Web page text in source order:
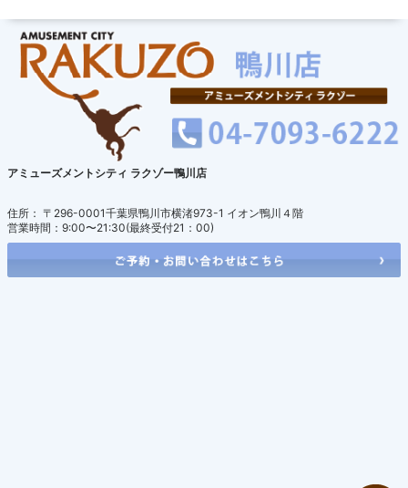
アミューズメントシティ ラクゾー鴨川店
住所： 〒296-0001千葉県鴨川市横渚973-1 イオン鴨川４階
営業時間：9:00〜21:30(最終受付21：00)